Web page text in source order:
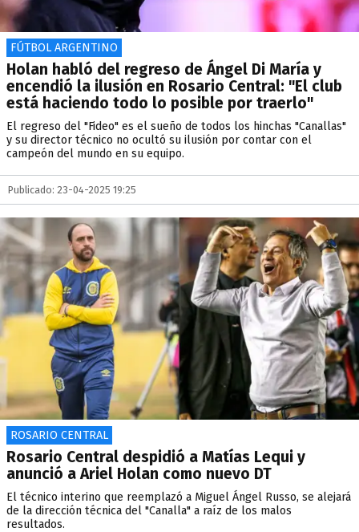
FÚTBOL ARGENTINO
Holan habló del regreso de Ángel Di María y
encendió la ilusión en Rosario Central: "El club
está haciendo todo lo posible por traerlo"
El regreso del "Fideo" es el sueño de todos los hinchas "Canallas"
y su director técnico no ocultó su ilusión por contar con el
campeón del mundo en su equipo.
Publicado: 23-04-2025 19:25
ROSARIO CENTRAL
Rosario Central despidió a Matías Lequi y
anunció a Ariel Holan como nuevo DT
El técnico interino que reemplazó a Miguel Ángel Russo, se alejará
de la dirección técnica del "Canalla" a raíz de los malos
resultados.